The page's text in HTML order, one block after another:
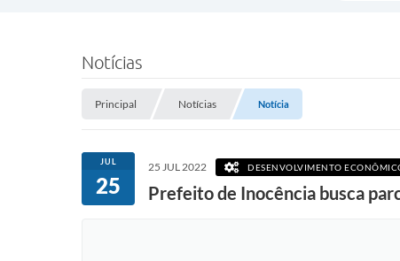
Notícias
Principal Notícias Notícia
JUL
25
25 JUL 2022 DESENVOLVIMENTO
Prefeito de Inocência busca